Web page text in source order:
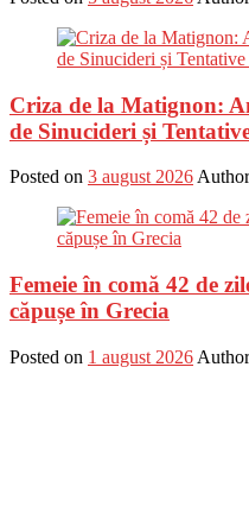
Criza de la Matignon:
de Sinucideri și
Posted on 3 august 2026 Author
Femeie în comă 42 de
căpușe în Grecia
Posted on 1 august 2026 Author